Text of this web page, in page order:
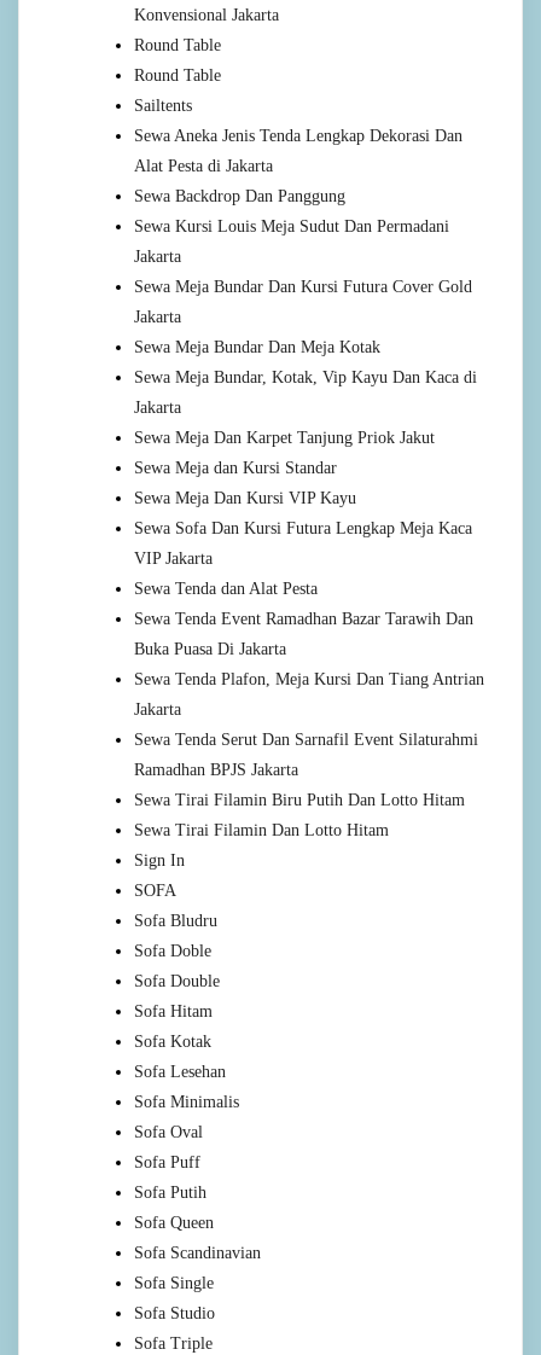
Konvensional Jakarta
Round Table
Round Table
Sailtents
Sewa Aneka Jenis Tenda Lengkap Dekorasi Dan
Alat Pesta di Jakarta
Sewa Backdrop Dan Panggung
Sewa Kursi Louis Meja Sudut Dan Permadani
Jakarta
Sewa Meja Bundar Dan Kursi Futura Cover Gold
Jakarta
Sewa Meja Bundar Dan Meja Kotak
Sewa Meja Bundar, Kotak, Vip Kayu Dan Kaca di
Jakarta
Sewa Meja Dan Karpet Tanjung Priok Jakut
Sewa Meja dan Kursi Standar
Sewa Meja Dan Kursi VIP Kayu
Sewa Sofa Dan Kursi Futura Lengkap Meja Kaca
VIP Jakarta
Sewa Tenda dan Alat Pesta
Sewa Tenda Event Ramadhan Bazar Tarawih Dan
Buka Puasa Di Jakarta
Sewa Tenda Plafon, Meja Kursi Dan Tiang Antrian
Jakarta
Sewa Tenda Serut Dan Sarnafil Event Silaturahmi
Ramadhan BPJS Jakarta
Sewa Tirai Filamin Biru Putih Dan Lotto Hitam
Sewa Tirai Filamin Dan Lotto Hitam
Sign In
SOFA
Sofa Bludru
Sofa Doble
Sofa Double
Sofa Hitam
Sofa Kotak
Sofa Lesehan
Sofa Minimalis
Sofa Oval
Sofa Puff
Sofa Putih
Sofa Queen
Sofa Scandinavian
Sofa Single
Sofa Studio
Sofa Triple